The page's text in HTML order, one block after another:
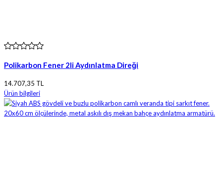
Polikarbon Fener 2li Aydınlatma Direği
14.707,35 TL
Ürün bilgileri